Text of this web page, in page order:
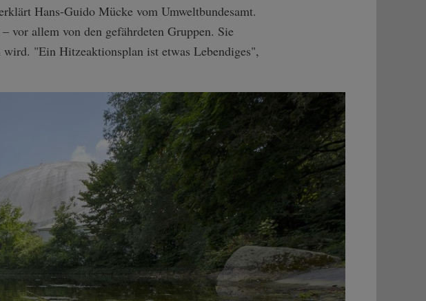
Hans-Guido Mücke vom Umweltbundesamt.
vor allem von den gefährdeten Gruppen. Sie
"Ein Hitzeaktionsplan ist etwas Lebendiges",